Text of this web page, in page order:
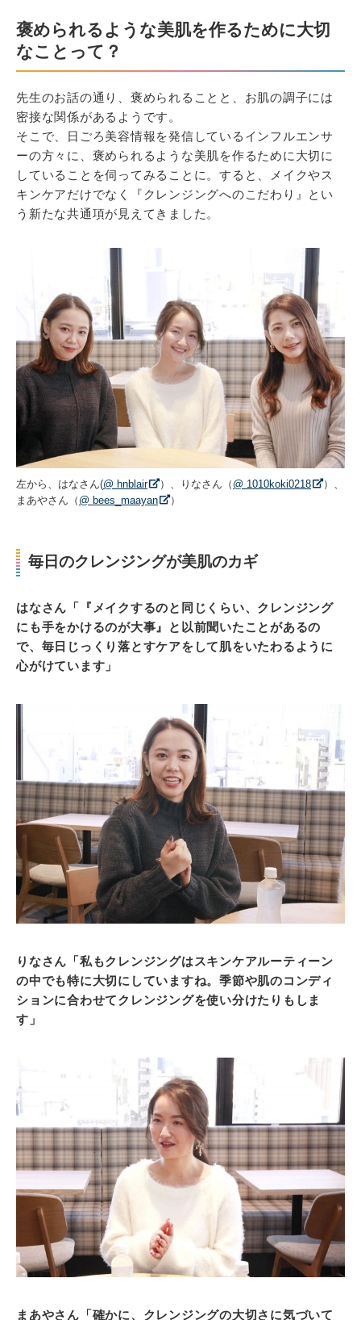
褒められるような美肌を作るために大切
なことって？
先生のお話の通り、褒められることと、お肌の調子には
密接な関係があるようです。
そこで、日ごろ美容情報を発信しているインフルエンサ
ーの方々に、褒められるような美肌を作るために大切に
していることを伺ってみることに。すると、メイクやス
キンケアだけでなく『クレンジングへのこだわり』とい
う新たな共通項が見えてきました。
左から、はなさん(@ hnblair ）、りなさん（ @ 1010koki0218
）、
まあやさん（ @ bees_maayan ）
毎日のクレンジングが美肌のカギ
はなさん「『メイクするのと同じくらい、クレンジング
にも手をかけるのが大事』と以前聞いたことがあるの
で、毎日じっくり落とすケアをして肌をいたわるように
心がけています」
りなさん「私もクレンジングはスキンケアルーティーン
の中でも特に大切にしていますね。季節や肌のコンディ
ションに合わせてクレンジングを使い分けたりもしま
す」
まあやさん「確かに、クレンジングの大切さに気づいて